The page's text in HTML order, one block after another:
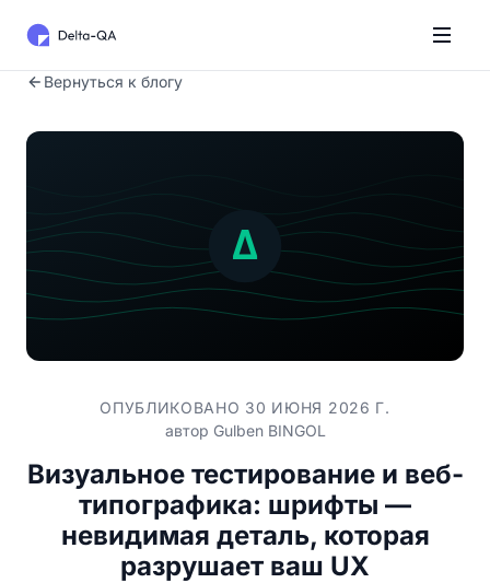
Вернуться к блогу
ОПУБЛИКОВАНО 30 ИЮНЯ 2026 Г.
автор Gulben BINGOL
Визуальное тестирование и веб-
типографика: шрифты —
невидимая деталь, которая
разрушает ваш UX